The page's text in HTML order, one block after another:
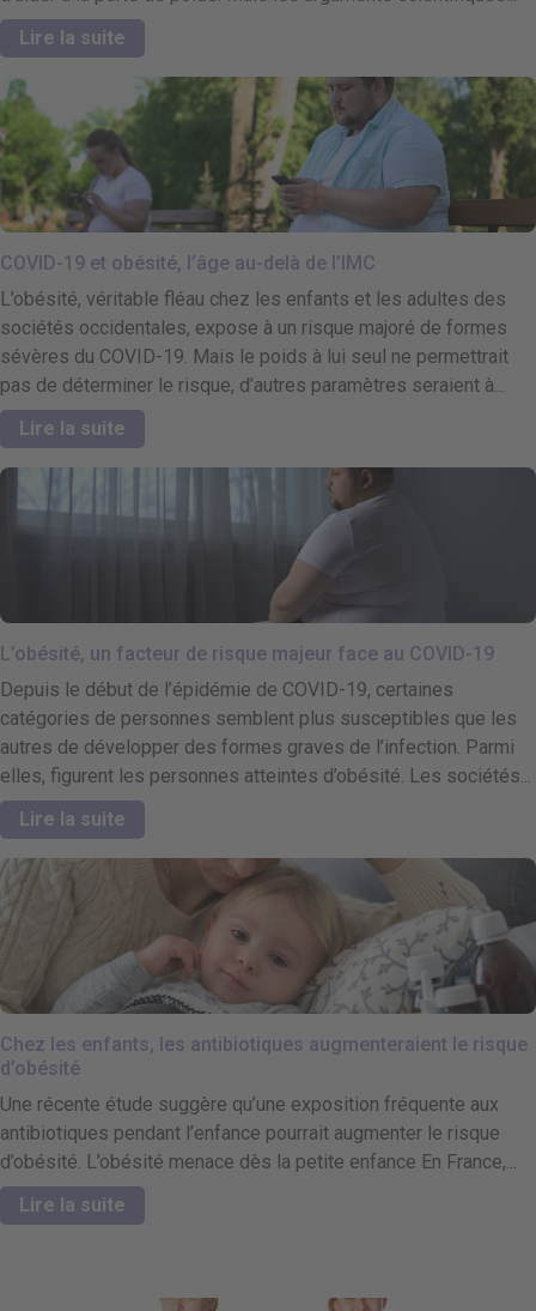
Lire la suite
COVID-19 et obésité, l’âge au-delà de l’IMC
L’obésité, véritable fléau chez les enfants et les adultes des
sociétés occidentales, expose à un risque majoré de formes
sévères du COVID-19. Mais le poids à lui seul ne permettrait
pas de déterminer le risque, d’autres paramètres seraient à...
Lire la suite
L’obésité, un facteur de risque majeur face au COVID-19
Depuis le début de l’épidémie de COVID-19, certaines
catégories de personnes semblent plus susceptibles que les
autres de développer des formes graves de l’infection. Parmi
elles, figurent les personnes atteintes d’obésité. Les sociétés...
Lire la suite
Chez les enfants, les antibiotiques augmenteraient le risque
d’obésité
Une récente étude suggère qu’une exposition fréquente aux
antibiotiques pendant l’enfance pourrait augmenter le risque
d’obésité. L’obésité menace dès la petite enfance En France,...
Lire la suite